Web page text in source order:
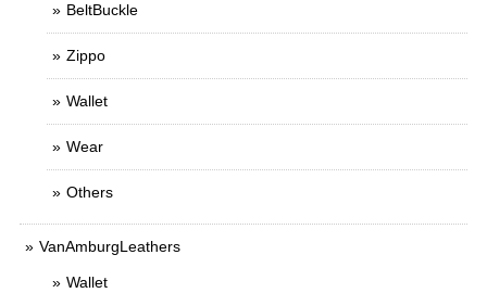
BeltBuckle
Zippo
Wallet
Wear
Others
VanAmburgLeathers
Wallet